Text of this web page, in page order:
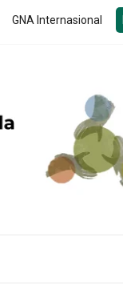
GNA Internasional